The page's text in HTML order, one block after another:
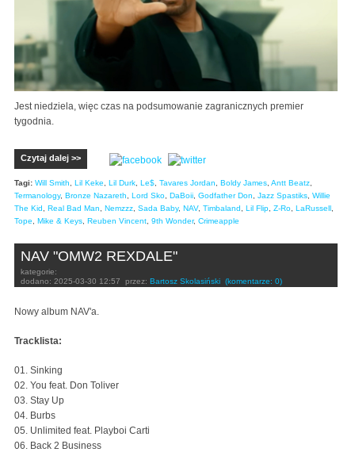
Jest niedziela, więc czas na podsumowanie zagranicznych premier
tygodnia.
Czytaj dalej >>
Tagi: Will Smith Lil Keke Lil Durk Le$ Tavares Jordan Boldy James Antt Beatz
Termanology, Bronze Nazareth Lord Sko DaBoii Godfather Don Jazz Spastiks Willie
The Kid
Real Bad Man Nemzzz Sada Baby, NAV, Timbaland Lil Flip Z-Ro LaRussell
Tope
Mike & Keys Reuben Vincent 9th Wonder, Crimeapple
NAV "OMW2 REXDALE"
kategorie:
dodano: 2025-03-30 12:57 przez: Bartosz Skolasiński (komentarze: 0)
Nowy album NAV'a.
Tracklista:
01. Sinking
02. You feat. Don Toliver
03. Stay Up
04. Burbs
05. Unlimited feat. Playboi Carti
06. Back 2 Business